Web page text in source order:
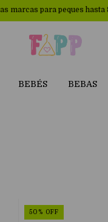
para peques hasta 80%
BEBÉS BEBAS
50 % OFF